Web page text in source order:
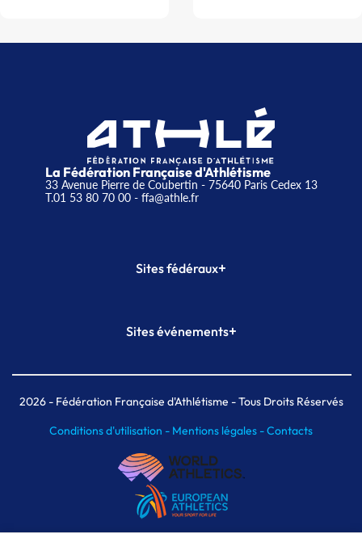
La Fédération Française d'Athlétisme
33 Avenue Pierre de Coubertin - 75640 Paris Cedex 13
T.01 53 80 70 00- ffa@athle.fr
Sites fédéraux+
Plateforme Formation
Sites événements+
Meeting de Paris indoor
MAIF Ekiden de Paris
2026- Fédération Française d'Athlétisme - Tous Droits Réservés
Conditions d'utilisation - Mentions légales -Contacts